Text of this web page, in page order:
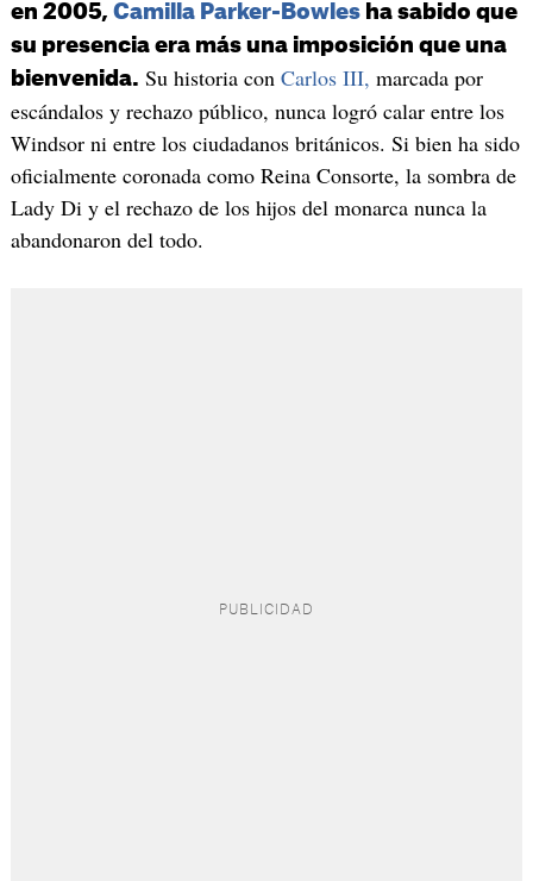
en 2005, Camilla Parker-Bowlesha sabido que
su presencia era más una imposición que una
bienvenida. Su historia con Carlos III, marcada por
escándalos y rechazo público, nunca logró calar entre los
Windsor ni entre los ciudadanos británicos. Si bien ha sido
oficialmente coronada como Reina Consorte, la sombra de
Lady Di y el rechazo de los hijos del monarca nunca la
abandonaron del todo.